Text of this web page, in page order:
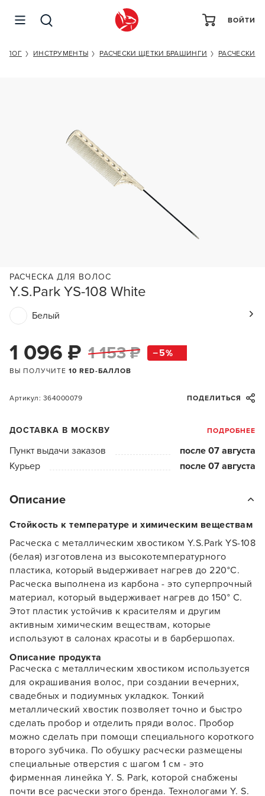
ВОЙТИ
ИНСТРУМЕНТЫ РАСЧЕСКИ ЩЕТКИ БРАШИНГИ РАСЧЕСКИ
Y.S.Park YS-108 White
РАСЧЕСКА ДЛЯ ВОЛОС
Белый
1 096 ₽ 1 153 ₽ 5
ВЫ ПОЛУЧИТЕ 10 RED-БАЛЛОВ
Артикул: 364000079 ПОДЕЛИТЬСЯ
ДОСТАВКА В МОСКВУ ПОДРОБНЕЕ
Пункт выдачи заказов
после 07 августа
Курьер
после 07 августа
Описание
Стойкость к температуре и химическим веществам
Расческа с металлическим хвостиком Y.S.Park YS-108
(белая) изготовлена из высокотемпературного
пластика, который выдерживает нагрев до 220°С.
Расческа выполнена из карбона - это суперпрочный
материал, который выдерживает нагрев до 150° С.
Этот пластик устойчив к красителям и другим
активным химическим веществам, которые
используют в салонах красоты и в барбершопах.
Описание продукта
Расческа с металлическим хвостиком используется
для окрашивания волос, при создании вечерних,
свадебных и подиумных укладкок. Тонкий
металлический хвостик позволяет точно и быстро
сделать пробор и отделить пряди волос. Пробор
можно сделать при помощи специального короткого
второго зубчика. По обушку расчески размещены
специальные отверстия с шагом 1 см - это
фирменная линейка Y. S. Park, которой снабжены
почти все расчески этого бренда. Технологами Y. S.
Заяц–робот
Y.S.PARK YS-108 WHITE